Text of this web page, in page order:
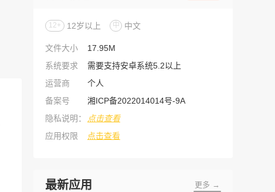
12+ 12岁以上 中 中文
文件大小
17.95M
系统要求
需要支持安卓系统5.2以上
运营商
个人
备案号
湘ICP备2022014014号-9A
隐私说明：
点击查看
应用权限
点击查看
最新应用 更多 →